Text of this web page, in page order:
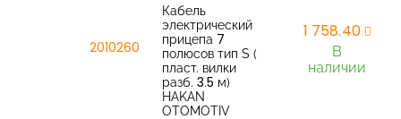
2010260
Кабель
электрический
прицепа 7
полюсов тип S (
пласт. вилки
разб. 3.5 м)
HAKAN
OTOMOTIV
1 758,40
В
наличии